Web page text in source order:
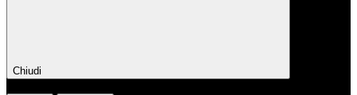
Chiudi